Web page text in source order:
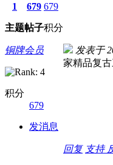
1
主题
679
帖子
679
积分
铜牌会员
积分
679
发消息
发表于
家精品复
回复 支持